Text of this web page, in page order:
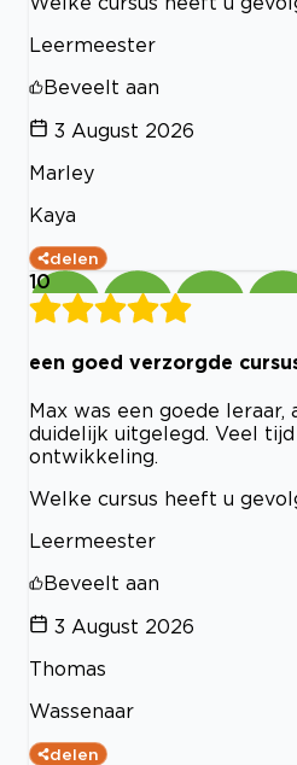
Leermeester
Beveelt aan
3 August 2026
Marley
Kaya
delen
10
een goed verzorgde
Max was een goede leraar,
duidelijk uitgelegd. Veel
ontwikkeling.
Welke cursus heeft u
Leermeester
Beveelt aan
3 August 2026
Thomas
Wassenaar
delen